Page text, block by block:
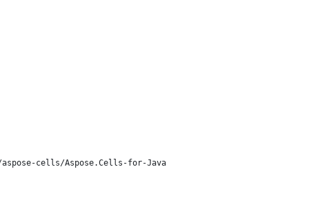
cells/Aspose.Cells-for-Java